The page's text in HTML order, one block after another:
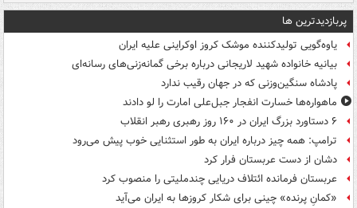
پربازدیدترین ها
یاوه‌گویی تولیدکننده موشک کروز اوکراینی علیه ایران
بیانیه خانواده شهید لاریجانی درباره برخی گمانه‌زنی‌های رسانه‌ای
پادشاه سنگین‌وزنی که در جهان رقیب ندارد
ماهواره‌ها خسارت انفجار جبل‌علی امارت را لو دادند
۶ دستاورد بزرگ ایران در ۱۶۰ روز رهبری رهبر انقلاب
ترامپ: همه چیز درباره ایران به طور استثنایی خوب پیش می‌رود
دشان از دست عربستان فرار کرد
عربستان فرمانده ائتلاف دریایی چندملیتی را منصوب کرد
«کمانِ پرنده» چینی برای شکار کروزها به ایران می‌آید